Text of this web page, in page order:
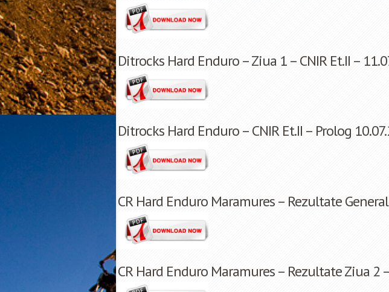
Ditrocks Hard Enduro – Ziua 1 – CNIR Et.II –
Ditrocks Hard Enduro – CNIR Et.II – Prolog
CR Hard Enduro Maramures – Rezultate
CR Hard Enduro Maramures – Rezultate Ziua 2